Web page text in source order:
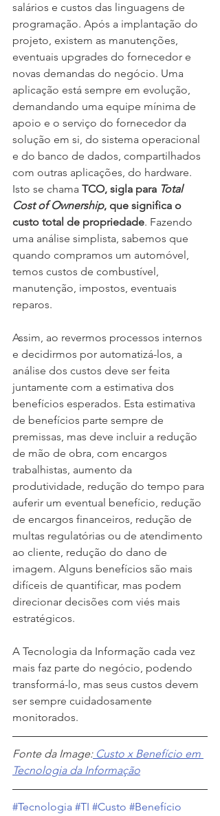
salários e custos das linguagens de
programação. Após a implantação do
projeto, existem as manutenções,
eventuais upgrades do fornecedor e
novas demandas do negócio. Uma
aplicação está sempre em evolução,
demandando uma equipe mínima de
apoio e o serviço do fornecedor da
solução em si, do sistema operacional
e do banco de dados, compartilhados
com outras aplicações, do hardware.
Isto se chama TCO, sigla para Total
Cost of Ownership, que significa o
custo total de propriedade. Fazendo
uma análise simplista, sabemos que
quando compramos um automóvel,
temos custos de combustível,
manutenção, impostos, eventuais
reparos.
Assim, ao revermos processos internos
e decidirmos por automatizá-los, a
análise dos custos deve ser feita
juntamente com a estimativa dos
benefícios esperados. Esta estimativa
de benefícios parte sempre de
premissas, mas deve incluir a redução
de mão de obra, com encargos
trabalhistas, aumento da
produtividade, redução do tempo para
auferir um eventual benefício, redução
de encargos financeiros, redução de
multas regulatórias ou de atendimento
ao cliente, redução do dano de
imagem. Alguns benefícios são mais
difíceis de quantificar, mas podem
direcionar decisões com viés mais
estratégicos.
A Tecnologia da Informação cada vez
mais faz parte do negócio, podendo
transformá-lo, mas seus custos devem
ser sempre cuidadosamente
monitorados.
Fonte da Image: Custo x Benefício em
Tecnologia da Informação
#Tecnologia #TI #Custo #Benefício